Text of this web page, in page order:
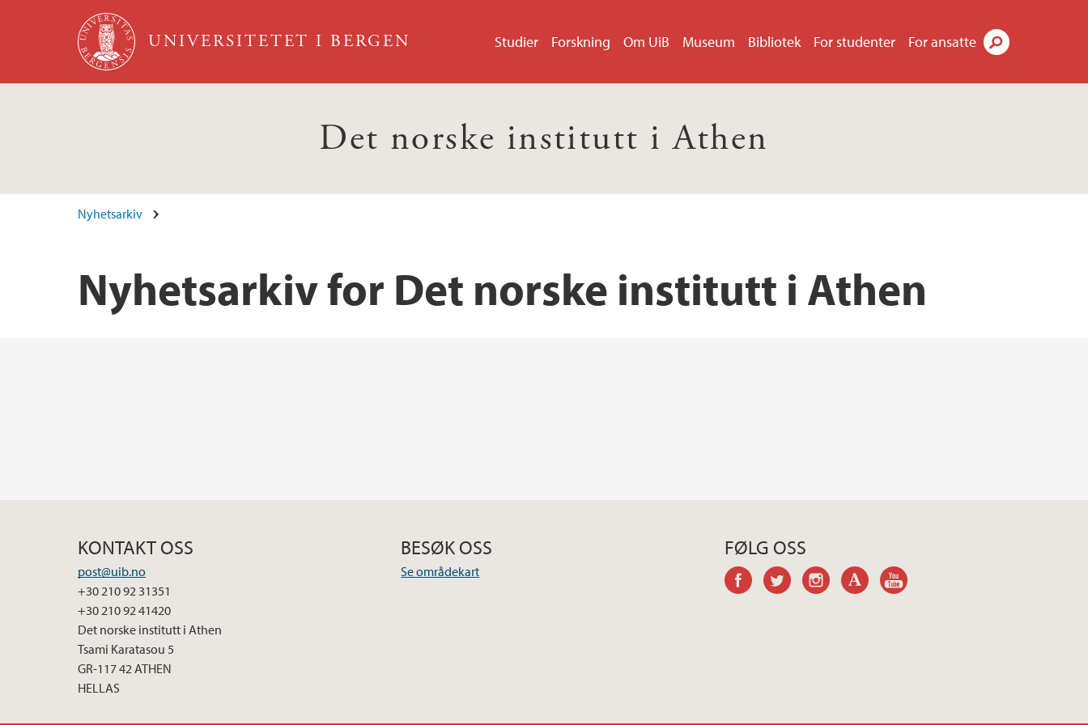
Hopp til hovedinnhold
UNIVERSITETET I BERGEN Studier Forskning Om UiB Museum Bibliotek For studenter For ansatte
Det norske institutt i Athen
Nyhetsarkiv
Nyhetsarkiv for Det norske institutt i Athen
KONTAKT OSS
post@uib.no
+30 210 92 31351
+30 210 92 41420
Det norske institutt i Athen
Tsami Karatasou 5
GR-117 42 ATHEN
HELLAS
BESØK OSS
Se områdekart
FØLG OSS
facebooktwitter instagramacademia